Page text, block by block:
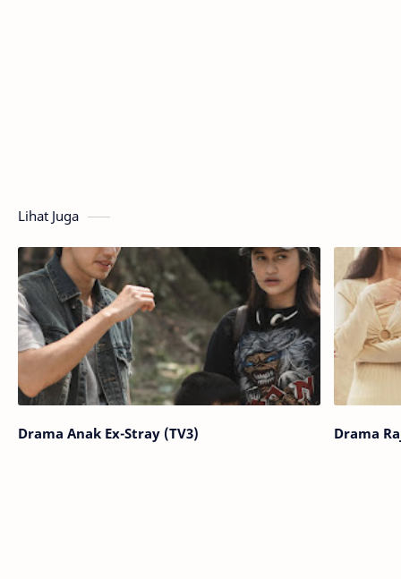
Lihat Juga
Drama Anak Ex-Stray (TV3) Drama